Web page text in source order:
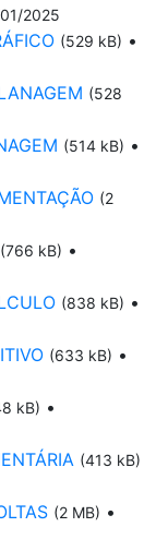
2025
(529 kB) •
(528
(514 kB) •
(2
(766 kB) •
(838 kB) •
(633 kB) •
kB) •
(413 kB)
(2 MB) •